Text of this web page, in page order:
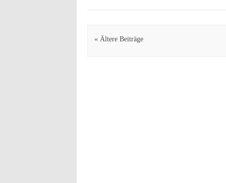
Artikel Navigation
« Ältere Beiträge